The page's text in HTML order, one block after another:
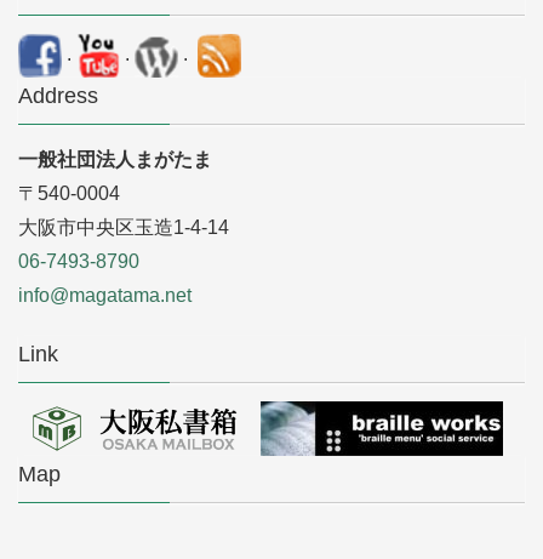
. . .
Address
一般社団法人まがたま
〒540-0004
大阪市中央区玉造1-4-14
06-7493-8790
info@magatama.net
Link
Map